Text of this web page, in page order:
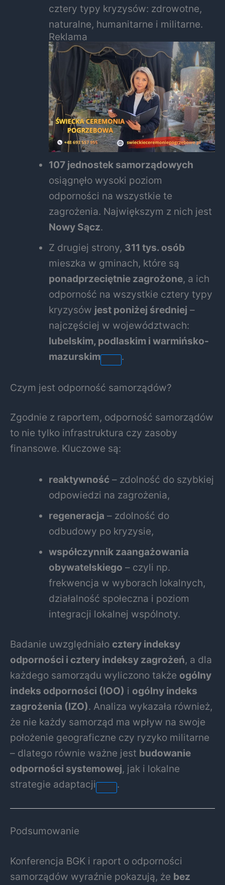
cztery typy kryzysów: zdrowotne,
naturalne, humanitarne i militarne.
Reklama
107 jednostek samorządowych
osiągnęło wysoki poziom
odporności na wszystkie te
zagrożenia. Największym z nich jest
Nowy Sącz.
Z drugiej strony, 311 tys. osób
mieszka w gminach, które są
ponadprzeciętnie zagrożone, a ich
odporność na wszystkie cztery typy
kryzysów jest poniżej średniej –
najczęściej w województwach:
lubelskim, podlaskim i warmińsko-
mazurskim
.
Czym jest odporność samorządów?
Zgodnie z raportem, odporność samorządów
to nie tylko infrastruktura czy zasoby
finansowe. Kluczowe są:
reaktywność – zdolność do szybkiej
odpowiedzi na zagrożenia,
regeneracja – zdolność do
odbudowy po kryzysie,
współczynnik zaangażowania
obywatelskiego – czyli np.
frekwencja w wyborach lokalnych,
działalność społeczna i poziom
integracji lokalnej wspólnoty.
Badanie uwzględniało cztery indeksy
odporności i cztery indeksy zagrożeń, a dla
każdego samorządu wyliczono także ogólny
indeks odporności (IOO) i ogólny indeks
zagrożenia (IZO). Analiza wykazała również,
że nie każdy samorząd ma wpływ na swoje
położenie geograficzne czy ryzyko militarne
– dlatego równie ważne jest budowanie
odporności systemowej, jak i lokalne
strategie adaptacji
.
Podsumowanie
Konferencja BGK i raport o odporności
samorządów wyraźnie pokazują, że bez